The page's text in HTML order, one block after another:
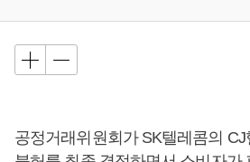
공정거래위원회가 SK텔레콤의